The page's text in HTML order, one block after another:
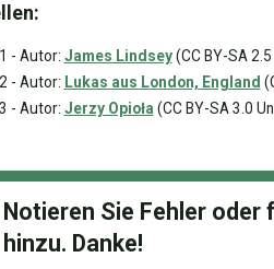
- Autor: James Lindsey(CC BY-SA
- Autor: Lukas aus London, England
- Autor: Jerzy Opioła (CC BY-SA 3.0